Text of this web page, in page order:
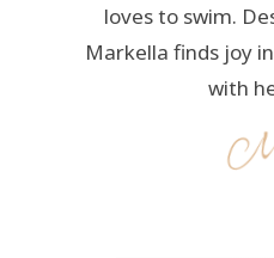
loves to swim.
Markella finds joy
with